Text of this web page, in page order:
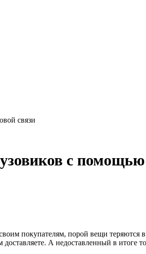
связи
с
покупателям, порой вещи
А недоставленный в итоге